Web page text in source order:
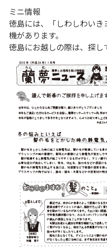
ミニ情報
徳島には、「しわしわい
機があります。
徳島にお越しの際は、探し